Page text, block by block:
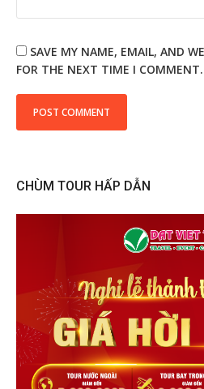
SAVE MY NAME, EMAIL, AND
FOR THE NEXT TIME I COMMENT.
CHÙM TOUR HẤP DẪN